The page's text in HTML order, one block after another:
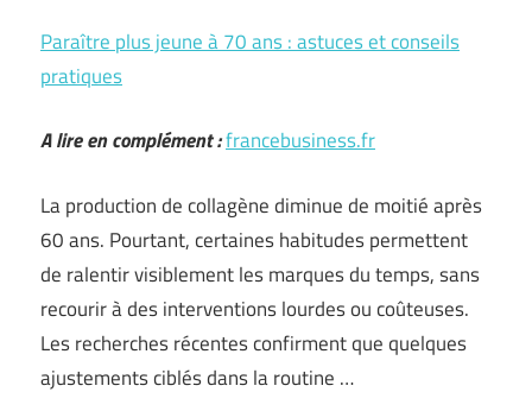
Paraître plus jeune à 70 ans : astuces et conseils
pratiques
A lire en complément :francebusiness.fr
La production de collagène diminue de moitié après
60 ans. Pourtant, certaines habitudes permettent
de ralentir visiblement les marques du temps, sans
recourir à des interventions lourdes ou coûteuses.
Les recherches récentes confirment que quelques
ajustements ciblés dans la routine …